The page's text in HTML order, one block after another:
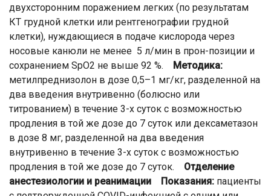
двухсторонним поражением легких (по результатам
КТ грудной клетки или рентгенографии грудной
клетки), нуждающиеся в подаче кислорода через
носовые канюли не менее 5 л/мин в прон-позиции и
сохранением SpO2 не выше 92 %.
Методика:
метилпреднизолон в дозе 0,5–1 мг/кг, разделенной на
два введения внутривенно (болюсно или
титрованием) в течение 3-х суток с возможностью
продления в той же дозе до 7 суток или дексаметазон
в дозе 8 мг, разделенной на два введения
внутривенно в течение 3-х суток с возможностью
продления в той же дозе до 7 суток. Отделение
анестезиологии и реанимации
Показания: пациенты